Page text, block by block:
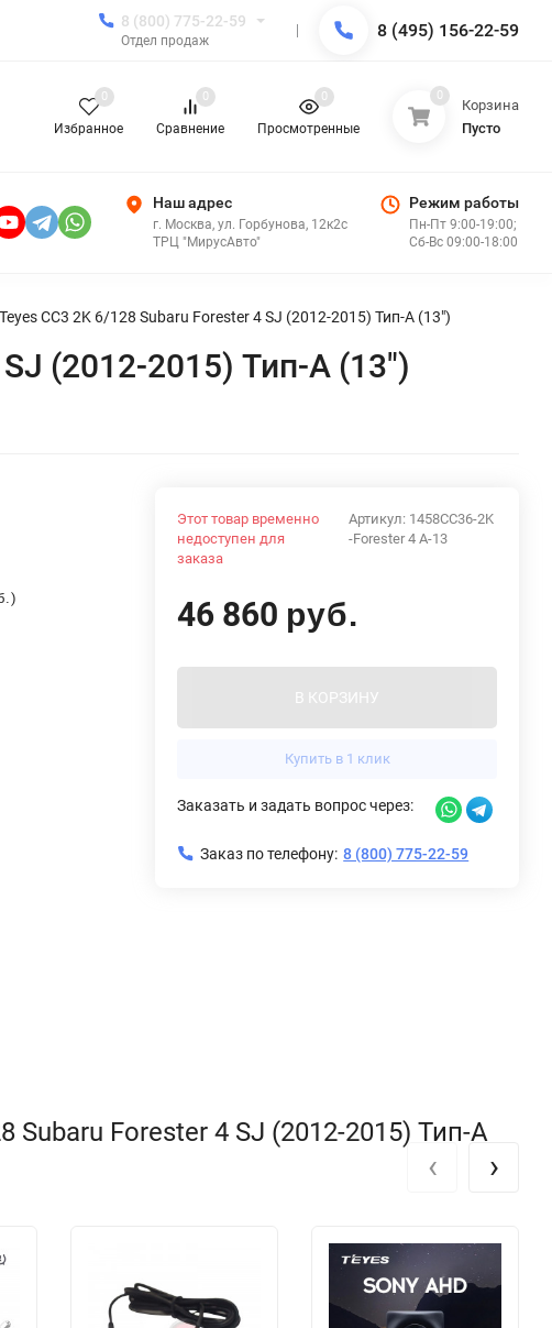
8 (800) 775-22-59
Отдел продаж 8 (495) 156-22-59
Избранное
0
Сравнение
0
Просмотренные
0 0
Корзина
Пусто
Наш адрес
г. Москва, ул. Горбунова, 12к2с
ТРЦ "МирусАвто"
Режим работы
Пн-Пт 9:00-19:00;
Сб-Вс 09:00-18:00
CC3 2K 6/128 Subaru Forester 4 SJ (2012-2015) Тип-A (13")
(2012-2015) Тип-A (13")
)
Артикул: 1458CC36-2K
-Forester 4 A-13
Этот товар временно
недоступен для
заказа
46 860 руб.
В КОРЗИНУ
Купить в 1 клик
Заказать и задать вопрос через:
Заказ по телефону: 8 (800) 775-22-59
Forester 4 SJ (2012-2015) Тип-A
‹ ›